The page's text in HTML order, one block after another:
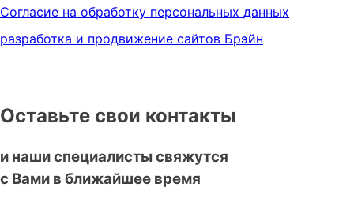
Согласие на обработку персональных данных
разработка и продвижение сайтов Брэйн
Оставьте свои контакты
и наши специалисты свяжутся
с Вами в ближайшее время